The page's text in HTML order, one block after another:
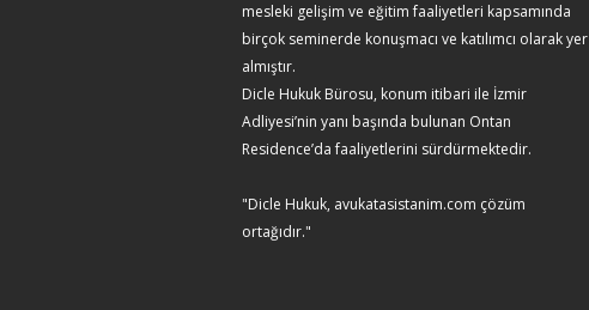
mesleki gelişim ve eğitim faaliyetleri kapsamında
birçok seminerde konuşmacı ve katılımcı olarak yer
almıştır.
Dicle Hukuk Bürosu, konum itibari ile İzmir
Adliyesi’nin yanı başında bulunan Ontan
Residence’da faaliyetlerini sürdürmektedir.
"Dicle Hukuk, avukatasistanim.com çözüm
ortağıdır."